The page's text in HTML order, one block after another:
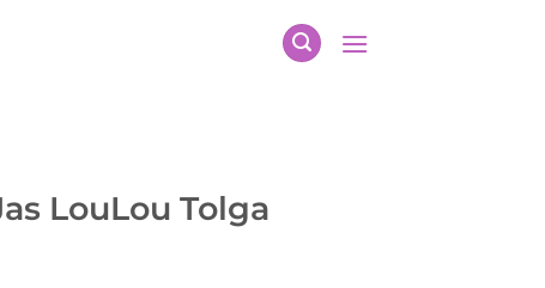
LouLou Tolga